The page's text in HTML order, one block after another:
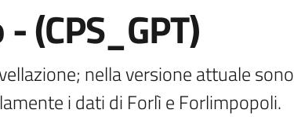
(CPS_GPT)
nella versione attuale sono
i dati di Forlì e Forlimpopoli.